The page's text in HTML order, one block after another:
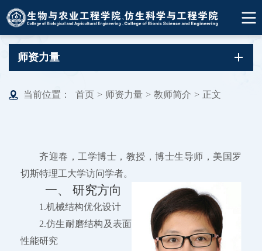
师资力量
当前位置： 首页 > 师资力量 > 教师简介 > 正文
齐迎春，工学博士，教授，博士生导师，美国罗
切斯特理工大学访问学者。
一、 研究方向
1.机械结构优化设计
2.仿生耐磨结构及表面
性能研究